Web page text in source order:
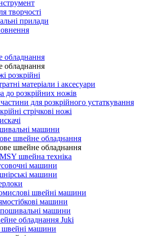
творчості
прилади
обладнання
обладнання
розкрійні
матеріали і аксесуари
до розкрійних ножів
для розкрійного устаткування
стрічкові ножі
машини
швейне обладнання
швейне обладнання
швейна техніка
машини
машини
швейні машини
машини
машини
обладнання Juki
швейні машини